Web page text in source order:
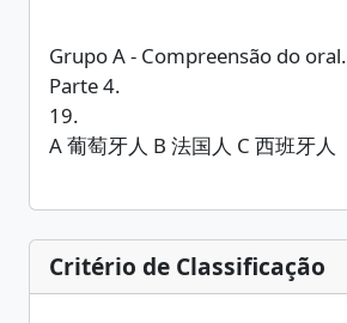
Grupo A - Compreensão do oral.
Parte 4.
19.
A 葡萄牙人 B 法国人 C 西班牙人
Critério de Classificação